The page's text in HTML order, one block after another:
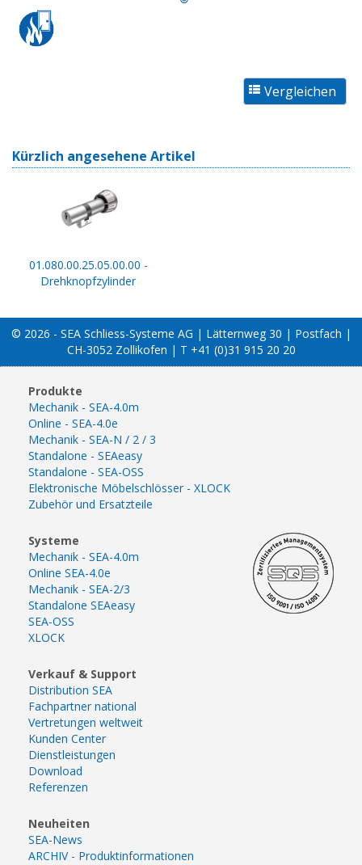
Kürzlich angesehene Artikel
01.080.00.25.05.00.00 -
Drehknopfzylinder
© 2026 - SEA Schliess-Systeme AG | Lätternweg 30 | Postfach |
CH-3052 Zollikofen | T +41 (0)31 915 20 20
Produkte
Mechanik - SEA-4.0m
Online - SEA-4.0e
Mechanik - SEA-N / 2 / 3
Standalone - SEAeasy
Standalone - SEA-OSS
Elektronische Möbelschlösser - XLOCK
Zubehör und Ersatzteile
Systeme
Mechanik - SEA-4.0m
Online SEA-4.0e
Mechanik - SEA-2/3
Standalone SEAeasy
SEA-OSS
XLOCK
Verkauf & Support
Distribution SEA
Fachpartner national
Vertretungen weltweit
Kunden Center
Dienstleistungen
Download
Referenzen
Neuheiten
SEA-News
ARCHIV - Produktinformationen